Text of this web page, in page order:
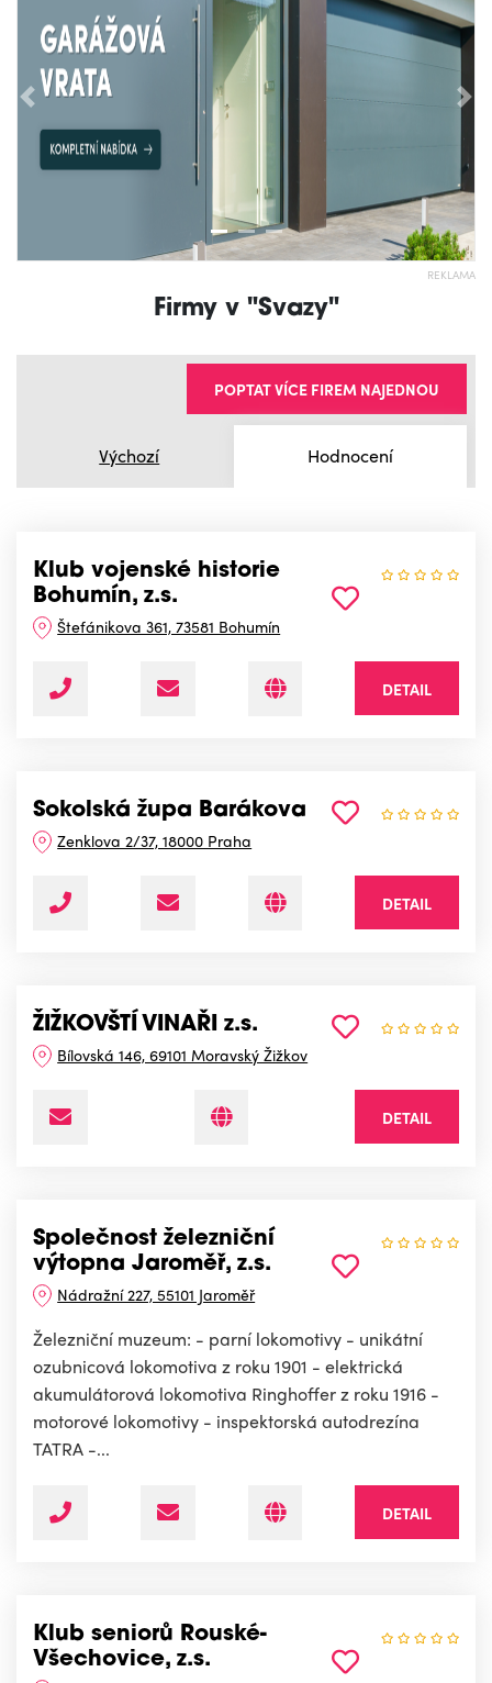
Předchozí
REKLAMA
Firmy v "Svazy"
Výchozí Hodnocení
POPTAT VÍCE FIREM NAJEDNOU
Klub vojenské historie
Bohumín, z.s.
Štefánikova 361, 73581 Bohumín
DETAIL
Sokolská župa Barákova
Zenklova 2/37, 18000 Praha
DETAIL
ŽIŽKOVŠTÍ VINAŘI z.s.
Bílovská 146, 69101 Moravský Žižkov
DETAIL
Společnost železniční
výtopna Jaroměř, z.s.
Nádražní 227, 55101 Jaroměř
Železniční muzeum: - parní lokomotivy - unikátní
ozubnicová lokomotiva z roku 1901 - elektrická
akumulátorová lokomotiva Ringhoffer z roku 1916 -
motorové lokomotivy - inspektorská autodrezína
TATRA -...
DETAIL
Klub seniorů Rouské-
Všechovice, z.s.